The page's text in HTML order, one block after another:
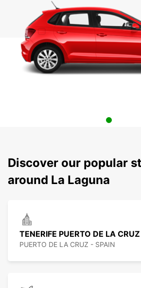
Discover our popular
around La Laguna
TENERIFE PUERTO DE LA
PUERTO DE LA CRUZ - SPAIN